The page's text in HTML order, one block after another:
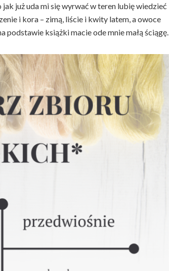
już uda mi się wyrwać w teren lubię wiedzieć
i kora – zimą, liście i kwity latem, a owoce
podstawie książki macie ode mnie małą ściągę.